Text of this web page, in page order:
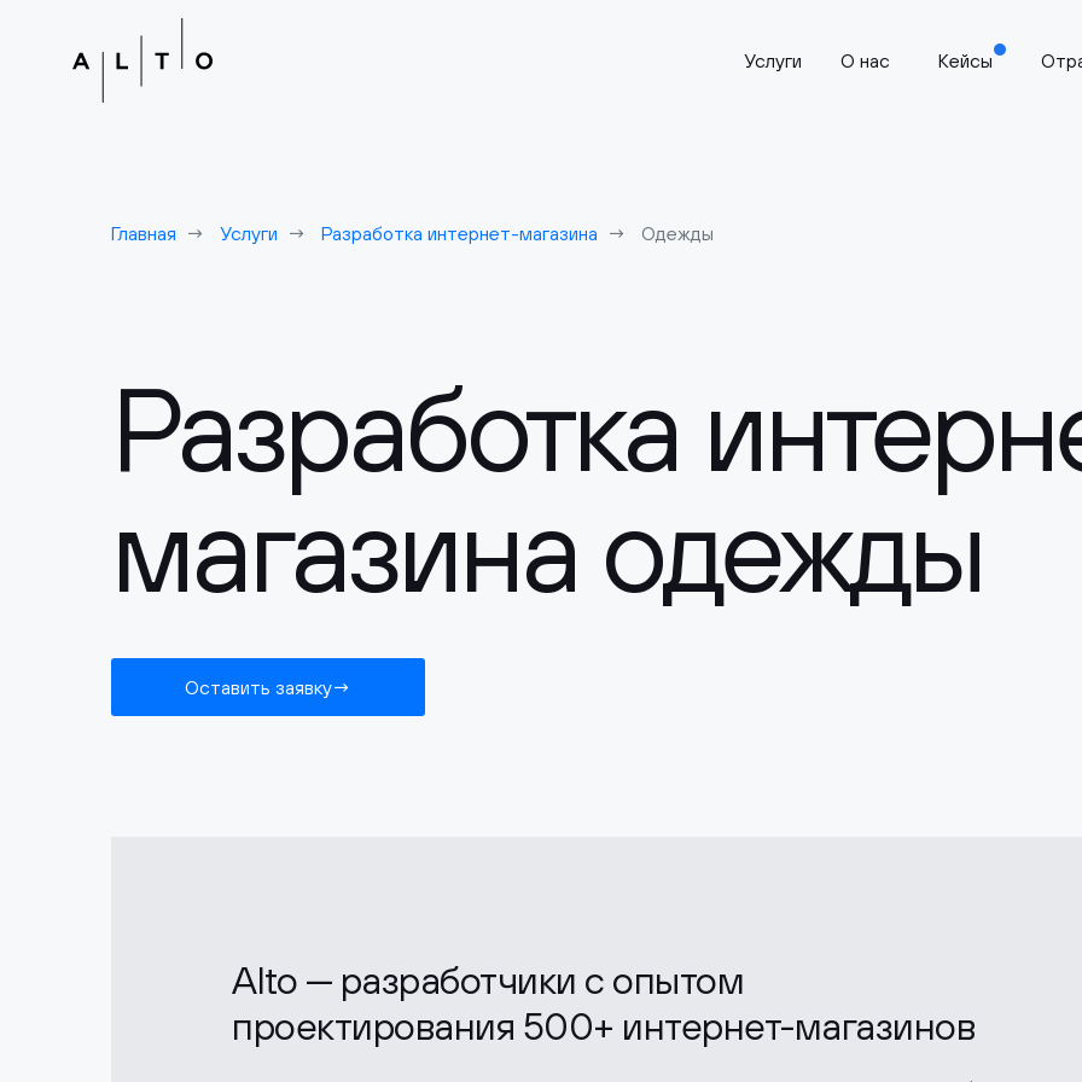
Услуги О нас Кейсы
Главная Услуги Разработка интернет-магазина Одежды
Разработка
магазина одежды
Оставить заявку
Alto — разработчики с опытом
проектирования 500+ интернет-магазинов